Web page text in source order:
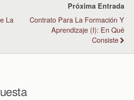
La
Próxima Entrada
Contrato Para La Formación Y
Aprendizaje (I): En Qué
Consiste